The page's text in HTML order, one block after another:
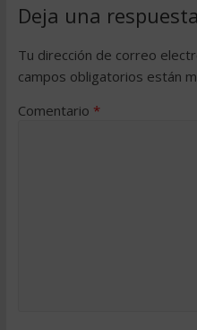
Deja una respuesta
Tu dirección de correo
campos obligatorios están
Comentario *